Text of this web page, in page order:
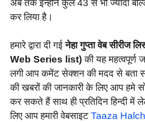
अब तक इन्होंने कुल 43 से भी ज्यादा
कर लिया है।
हमारे द्वारा दी गईनेहा गुप्ता वेब सीरीज
Web Series list)की यह महत्वपूर्ण
लगी आप कमेंट सेक्शन की मदद से बता
की खबरों की जानकारी के लिए आप हमे
कर सकते हैं साथ ही प्रतिदिन हिन्दी में
लिए आप हमारी वेबसाइट Taaza